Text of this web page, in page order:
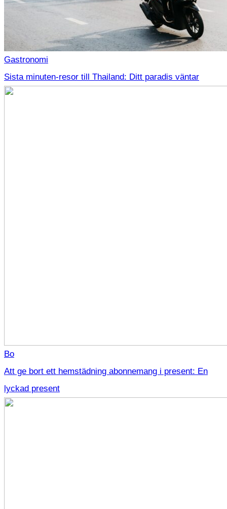
Gastronomi
Sista minuten-resor till Thailand: Ditt paradis väntar
Bo
Att ge bort ett hemstädning abonnemang i present: En
lyckad present